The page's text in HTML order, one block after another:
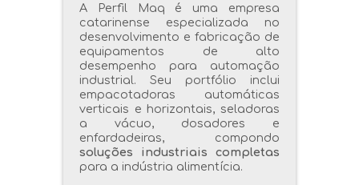
A Perfil Maq é uma empresa
catarinense especializada no
desenvolvimento e fabricação de
equipamentos de alto
desempenho para automação
industrial. Seu portfólio inclui
empacotadoras automáticas
verticais e horizontais, seladoras
a vácuo, dosadores e
enfardadeiras, compondo
soluções industriais completas
para a indústria alimentícia.